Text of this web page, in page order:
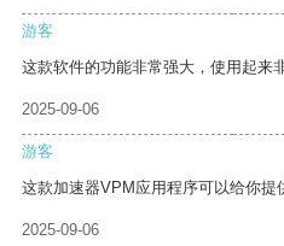
游客
这款软件的功能非常强大，使用起来
2025-09-06
游客
这款加速器VPM应用程序可以给你提
2025-09-06